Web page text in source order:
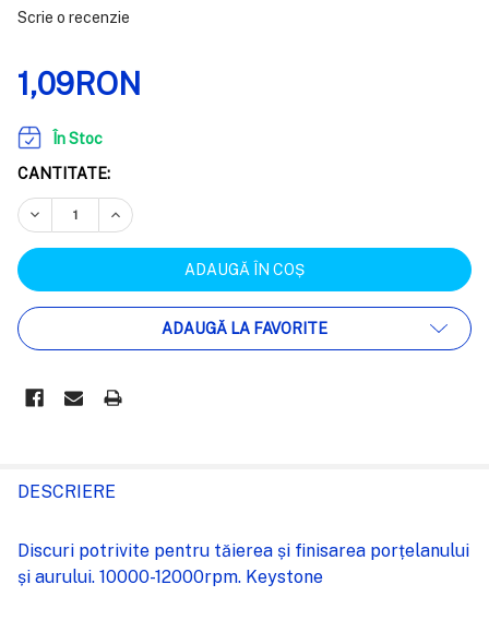
Scrie o recenzie
1,09RON
În Stoc
CANTITATE:
REDUCEȚI CANTITATEA:
CREȘTEȚI CANTITATEA:
ADAUGĂ LA FAVORITE
CUMPARATE
DESCRIERE
Discuri potrivite pentru tăierea și finisarea porțelanului
și aurului. 10000-12000rpm. Keystone